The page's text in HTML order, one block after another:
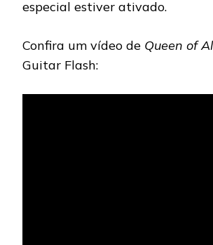
especial estiver ativado.
Confira um vídeo de Queen of
Guitar Flash: